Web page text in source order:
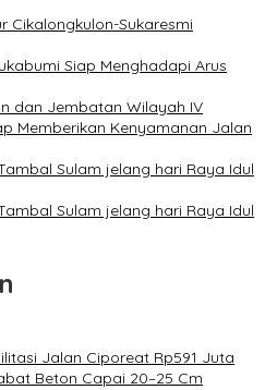
Cikalongkulon-Sukaresmi
Siap Menghadapi Arus
dan Jembatan Wilayah IV
Memberikan Kenyamanan Jalan
Sulam jelang hari Raya Idul
Sulam jelang hari Raya Idul
Jalan Ciporeat Rp591 Juta
Beton Capai 20–25 Cm